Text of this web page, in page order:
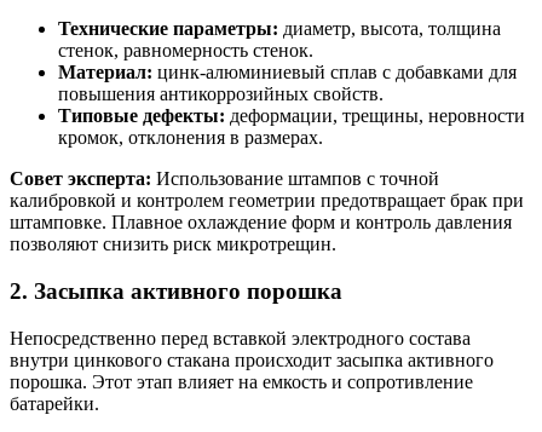
Технические параметры: диаметр, высота, толщина
стенок, равномерность стенок.
Материал: цинк-алюминиевый сплав с добавками для
повышения антикоррозийных свойств.
Типовые дефекты: деформации, трещины, неровности
кромок, отклонения в размерах.
Совет эксперта: Использование штампов с точной
калибровкой и контролем геометрии предотвращает брак при
штамповке. Плавное охлаждение форм и контроль давления
позволяют снизить риск микротрещин.
2. Засыпка активного порошка
Непосредственно перед вставкой электродного состава
внутри цинкового стакана происходит засыпка активного
порошка. Этот этап влияет на емкость и сопротивление
батарейки.